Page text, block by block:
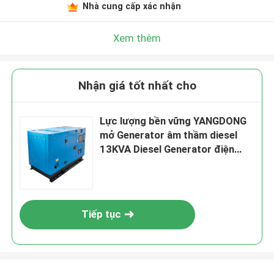
Nhà cung cấp xác nhận
Xem thêm
Nhận giá tốt nhất cho
Lực lượng bền vững YANGDONG
mở Generator âm thầm diesel
13KVA Diesel Generator điện
Tiếp tục